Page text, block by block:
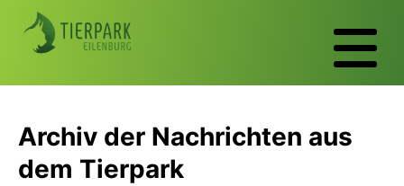
Archiv der Nachrichten aus
dem Tierpark